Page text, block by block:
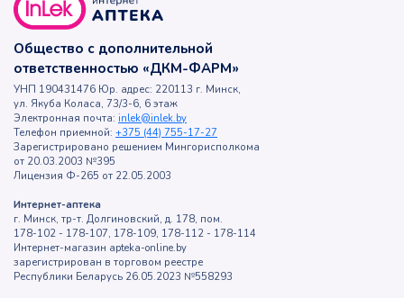
Общество с дополнительной
ответственностью «ДКМ-ФАРМ»
УНП 190431476 Юр. адрес: 220113 г. Минск,
ул. Якуба Коласа, 73/3-6, 6 этаж
Электронная почта: inlek@inlek.by
Телефон приемной: +375 (44) 755-17-27
Зарегистрировано решением Мингорисполкома
от 20.03.2003 №395
Лицензия Ф-265 от 22.05.2003
Интернет-аптека
г. Минск, тр-т. Долгиновский, д. 178, пом.
178-102 - 178-107, 178-109, 178-112 - 178-114
Интернет-магазин apteka-online.by
зарегистрирован в торговом реестре
Республики Беларусь 26.05.2023 №558293